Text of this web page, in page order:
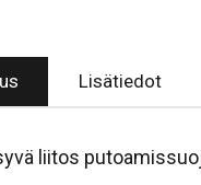
Lisätiedot
liitos